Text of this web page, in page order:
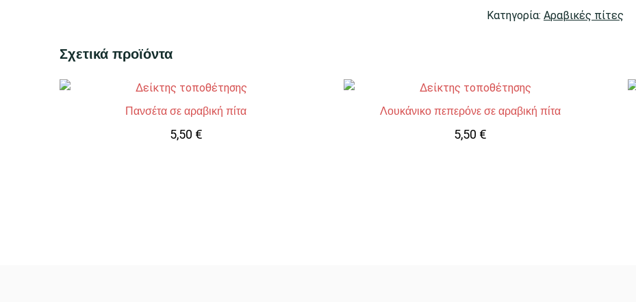
Κατηγορία: Αραβικές πίτες
Σχετικά προϊόντα
Πανσέτα σε αραβική πίτα
5,50 €
Λουκάνικο πεπερόνε σε αραβική πίτα
5,50 €